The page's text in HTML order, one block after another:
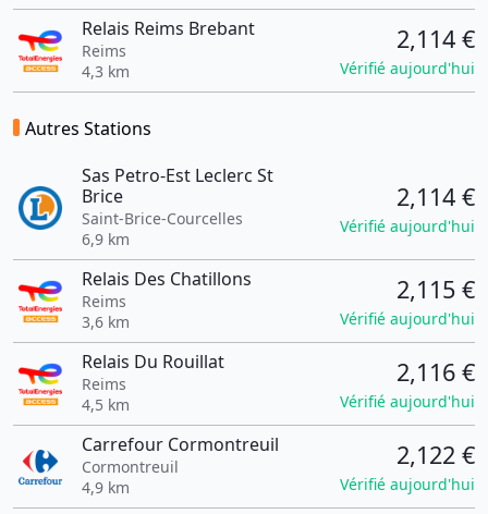
Relais Reims Brebant
Reims
4,3 km
2,114 €
Vérifié aujourd'hui
Autres Stations
Sas Petro-Est Leclerc St
Brice
Saint-Brice-Courcelles
6,9 km
2,114 €
Vérifié aujourd'hui
Relais Des Chatillons
Reims
3,6 km
2,115 €
Vérifié aujourd'hui
Relais Du Rouillat
Reims
4,5 km
2,116 €
Vérifié aujourd'hui
Carrefour Cormontreuil
Cormontreuil
4,9 km
2,122 €
Vérifié aujourd'hui